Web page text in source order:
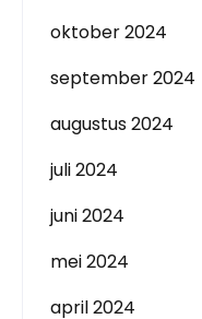
oktober 2024
september 2024
augustus 2024
juli 2024
juni 2024
mei 2024
april 2024